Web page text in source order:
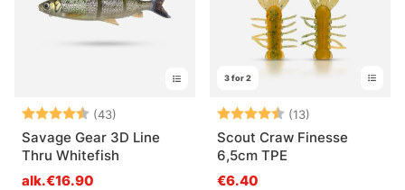
Arvio: (43)
4.4 5:sta tähdestä
Savage Gear 3D Line
Thru Whitefish
alk.€16.90
3 for 2
Arvio: (13)
Scout Craw Finesse
6,5cm TPE
€6.40